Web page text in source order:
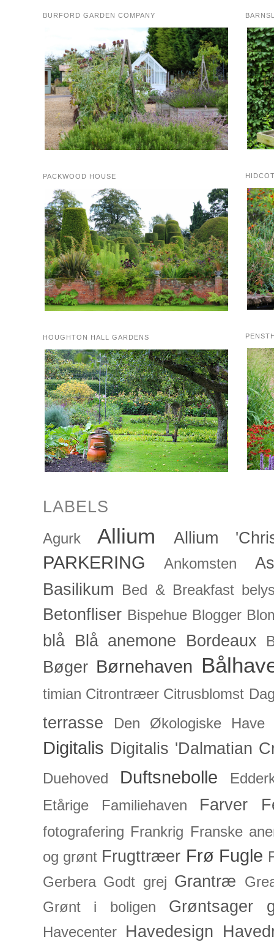
BURFORD GARDEN COMPANY
PACKWOOD HOUSE
HOUGHTON HALL GARDENS
LABELS
Agurk Allium Allium
PARKERING Ankomsten
Basilikum
Bed & Breakfast
Betonfliser Bispehue Blogger
blå Blå anemone Bordeaux
Bøger Børnehaven
timian Citrontræer Citrusblomst
terrasse Den Økologiske Have
Digitalis Digitalis 'Dalmatian
Duehoved Duftsnebolle
Etårige
Familiehaven Farver
fotografering Frankrig
Franske
og grønt Frugttræer Frø Fugle
Gerbera Godt grej Grantræ
Grønt i boligen
Grøntsager
Havecenter Havedesign